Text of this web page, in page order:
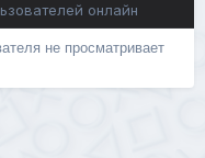
онлайн
не просматривает